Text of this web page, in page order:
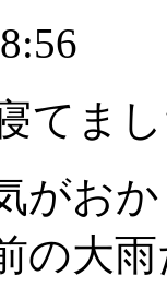
てま
がお
の大